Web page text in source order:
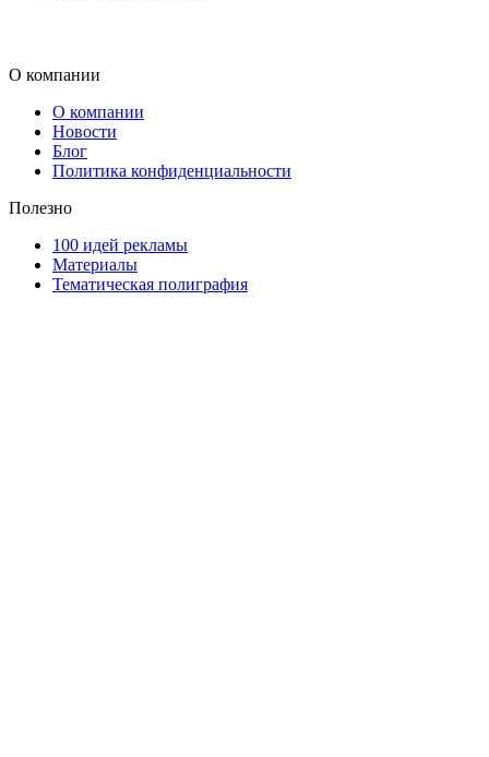
О компании
О компании
Новости
Блог
Политика конфиденциальности
Полезно
100 идей рекламы
Материалы
Тематическая полиграфия